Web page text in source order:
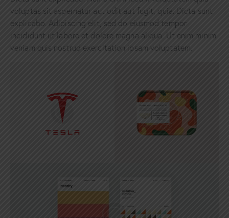
voluptas sit aspernatur aut odit aut fugit, quia. Dicta sunt
explicabo. Adipiscing elit, sed do eiusmod tempor
incididunt ut labore et dolore magna aliqua. Ut enim minim
veniam quis nostrud exercitation ipsam voluptatem.